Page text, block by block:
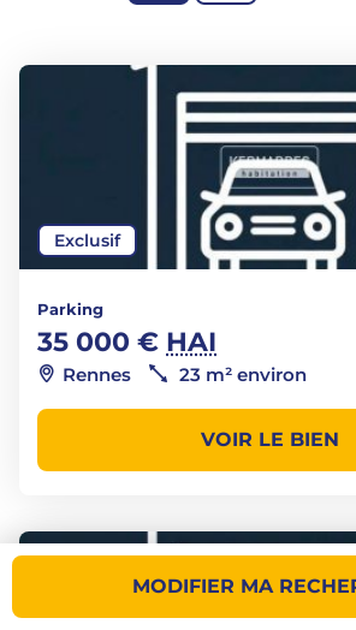
MODIFIER MA
Exclusif
Parking
35 000 € HAI
Rennes 23 m² environ
VOIR LE BIEN